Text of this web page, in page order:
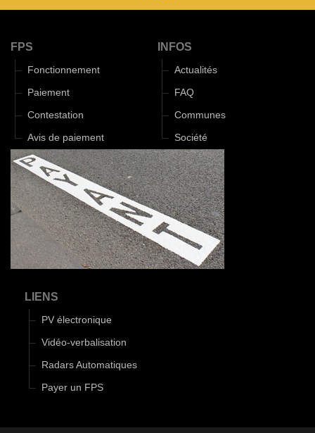
FPS
Fonctionnement
Paiement
Contestation
Avis de paiement
INFOS
Actualités
FAQ
Communes
Société
LIENS
PV électronique
Vidéo-verbalisation
Radars Automatiques
Payer un FPS